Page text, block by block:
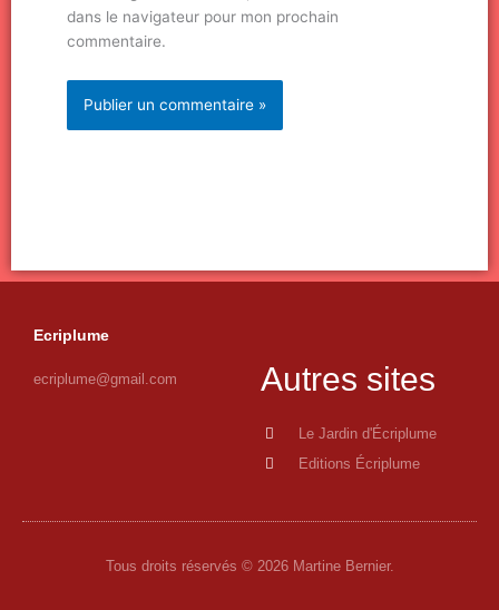
dans le navigateur pour mon prochain
commentaire.
Ecriplume
ecriplume@gmail.com Autres sites
Le Jardin d'Écriplume
Editions Écriplume
Tous droits réservés © 2026 Martine Bernier.